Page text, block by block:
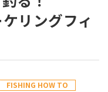
リングフィ
FISHING HOW TO